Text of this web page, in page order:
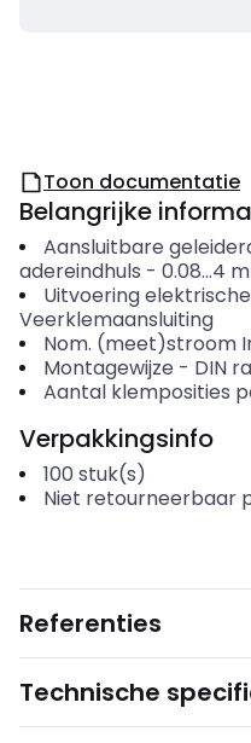
Toon documentatie
Belangrijke
Aansluitbare
adereindhuls - 0.08...4
Uitvoering
Veerklemaansluiting
Nom. (meet)stroom
Montagewijze - DIN
Aantal klemposities
Verpakkingsinfo
100 stuk(s)
Niet retourneerbaar
Referenties
Technische